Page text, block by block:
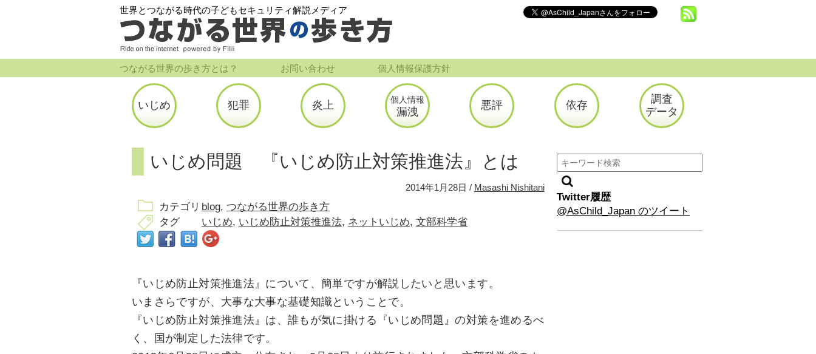
世界とつながる時代の子どもセキュリティ解説メディア
つながる世界の歩き方とは？ お問い合わせ 個人情報保護方針
いじめ 犯罪 炎上 個人情報
漏洩
悪評 依存
調査
データ
いじめ問題 『いじめ防止対策推進法』とは
2014年1月28日 Masashi Nishitani
カテゴリ blog つながる世界の歩き方
タグ
いじめ いじめ防止対策推進法 ネットいじめ 文部科学省
『いじめ防止対策推進法』について、簡単ですが解説したいと思います。
いまさらですが、大事な大事な基礎知識ということで。
『いじめ防止対策推進法』は、誰もが気に掛ける『いじめ問題』の対策を進めるべ
く、国が制定した法律です。
Twitter履歴
@AsChild_Japan のツイート